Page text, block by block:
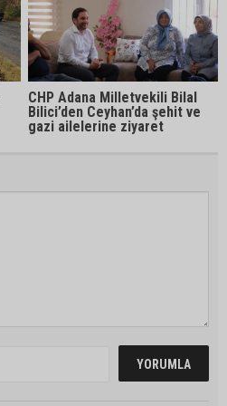
CHP Adana Milletvekili Bilal
Bilici’den Ceyhan’da şehit ve
gazi ailelerine ziyaret